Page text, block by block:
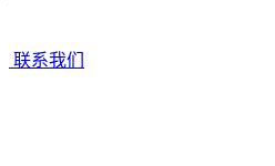
联系我们